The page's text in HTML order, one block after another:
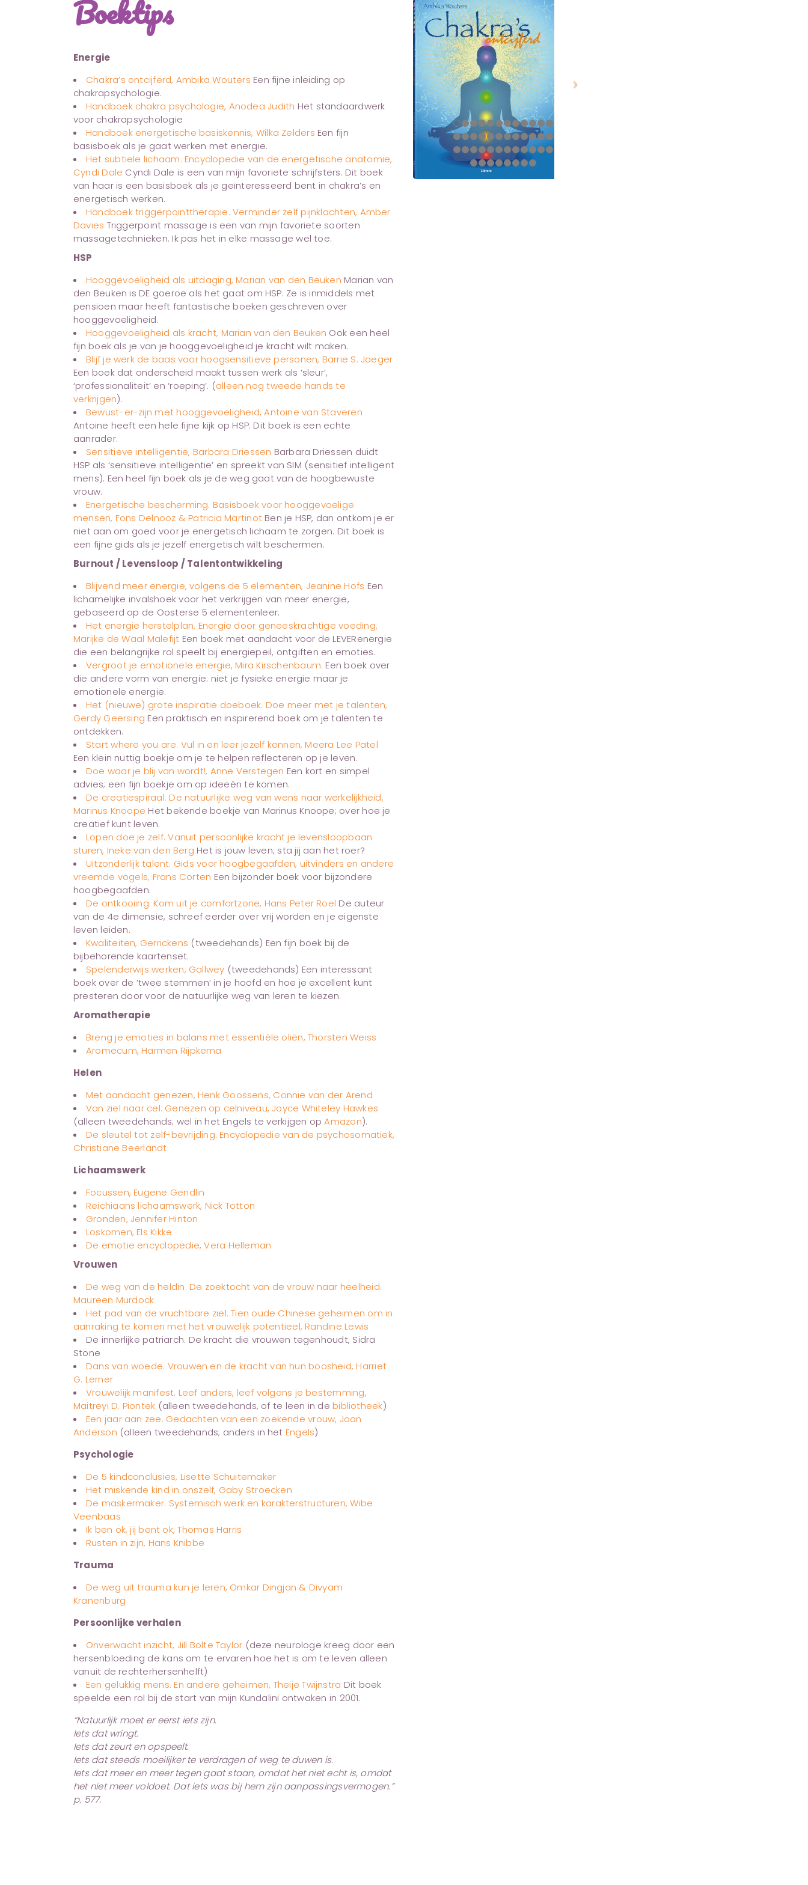
Boektips
Energie
Chakra’s ontcijferd, Ambika Wouters Een fijne inleiding op
chakrapsychologie.
Handboek chakra psychologie, Anodea Judith Het standaardwerk
voor chakrapsychologie
Handboek energetische basiskennis, Wilka Zelders Een fijn
basisboek als je gaat werken met energie.
Het subtiele lichaam. Encyclopedie van de energetische anatomie,
Cyndi Dale Cyndi Dale is een van mijn favoriete schrijfsters. Dit boek
van haar is een basisboek als je geïnteresseerd bent in chakra’s en
energetisch werken.
Handboek triggerpointtherapie. Verminder zelf pijnklachten, Amber
Davies Triggerpoint massage is een van mijn favoriete soorten
massagetechnieken. Ik pas het in elke massage wel toe.
HSP
Hooggevoeligheid als uitdaging, Marian van den Beuken Marian van
den Beuken is DE goeroe als het gaat om HSP. Ze is inmiddels met
pensioen maar heeft fantastische boeken geschreven over
hooggevoeligheid.
Hooggevoeligheid als kracht, Marian van den Beuken Ook een heel
fijn boek als je van je hooggevoeligheid je kracht wilt maken.
Blijf je werk de baas voor hoogsensitieve personen, Barrie S. Jaeger
Een boek dat onderscheid maakt tussen werk als ‘sleur’,
‘professionaliteit’ en ‘roeping’. (alleen nog tweede hands te
verkrijgen).
Bewust-er-zijn met hooggevoeligheid, Antoine van Staveren
Antoine heeft een hele fijne kijk op HSP. Dit boek is een echte
aanrader.
Sensitieve intelligentie, Barbara Driessen Barbara Driessen duidt
HSP als ‘sensitieve intelligentie’ en spreekt van SIM (sensitief intelligent
mens). Een heel fijn boek als je de weg gaat van de hoogbewuste
vrouw.
Energetische bescherming. Basisboek voor hooggevoelige
mensen, Fons Delnooz & Patricia Martinot Ben je HSP, dan ontkom je er
niet aan om goed voor je energetisch lichaam te zorgen. Dit boek is
een fijne gids als je jezelf energetisch wilt beschermen.
Burnout / Levensloop / Talentontwikkeling
Blijvend meer energie, volgens de 5 elementen, Jeanine Hofs Een
lichamelijke invalshoek voor het verkrijgen van meer energie,
gebaseerd op de Oosterse 5 elementenleer.
Het energie herstelplan. Energie door geneeskrachtige voeding,
Marijke de Waal Malefijt Een boek met aandacht voor de LEVERenergie
die een belangrijke rol speelt bij energiepeil, ontgiften en emoties.
Vergroot je emotionele energie, Mira Kirschenbaum. Een boek over
die andere vorm van energie: niet je fysieke energie maar je
emotionele energie.
Het (nieuwe) grote inspiratie doeboek. Doe meer met je talenten,
Gerdy Geersing Een praktisch en inspirerend boek om je talenten te
ontdekken.
Start where you are. Vul in en leer jezelf kennen, Meera Lee Patel
Een klein nuttig boekje om je te helpen reflecteren op je leven.
Doe waar je blij van wordt!, Anne Verstegen Een kort en simpel
advies; een fijn boekje om op ideeën te komen.
De creatiespiraal. De natuurlijke weg van wens naar werkelijkheid,
Marinus Knoope Het bekende boekje van Marinus Knoope; over hoe je
creatief kunt leven.
Lopen doe je zelf. Vanuit persoonlijke kracht je levensloopbaan
sturen, Ineke van den Berg Het is jouw leven; sta jij aan het roer?
Uitzonderlijk talent. Gids voor hoogbegaafden, uitvinders en andere
vreemde vogels, Frans Corten Een bijzonder boek voor bijzondere
hoogbegaafden.
De ontkooiing. Kom uit je comfortzone, Hans Peter Roel De auteur
van de 4e dimensie, schreef eerder over vrij worden en je eigenste
leven leiden.
Kwaliteiten, Gerrickens (tweedehands) Een fijn boek bij de
bijbehorende kaartenset.
Spelenderwijs werken, Gallwey (tweedehands) Een interessant
boek over de ’twee stemmen’ in je hoofd en hoe je excellent kunt
presteren door voor de natuurlijke weg van leren te kiezen.
Aromatherapie
Breng je emoties in balans met essentiële oliën, Thorsten Weiss
Aromecum, Harmen Rijpkema
Helen
Met aandacht genezen, Henk Goossens, Connie van der Arend
Van ziel naar cel. Genezen op celniveau, Joyce Whiteley Hawkes
(alleen tweedehands; wel in het Engels te verkijgen opAmazon).
De sleutel tot zelf-bevrijding. Encyclopedie van de psychosomatiek,
Christiane Beerlandt
Lichaamswerk
Focussen, Eugene Gendlin
Reichiaans lichaamswerk, Nick Totton
Gronden, Jennifer Hinton
Loskomen, Els Kikke
De emotie encyclopedie, Vera Helleman
Vrouwen
De weg van de heldin. De zoektocht van de vrouw naar heelheid.
Maureen Murdock
Het pad van de vruchtbare ziel. Tien oude Chinese geheimen om in
aanraking te komen met het vrouwelijk potentieel, Randine Lewis
De innerlijke patriarch. De kracht die vrouwen tegenhoudt, Sidra
Stone
Dans van woede. Vrouwen en de kracht van hun boosheid, Harriet
G. Lerner
Vrouwelijk manifest. Leef anders, leef volgens je bestemming,
Maitreyi D. Piontek (alleen tweedehands, of te leen in debibliotheek)
Een jaar aan zee. Gedachten van een zoekende vrouw, Joan
Anderson (alleen tweedehands; anders in het Engels)
Psychologie
De 5 kindconclusies, Lisette Schuitemaker
Het miskende kind in onszelf, Gaby Stroecken
De maskermaker. Systemisch werk en karakterstructuren, Wibe
Veenbaas
Ik ben ok, jij bent ok, Thomas Harris
Rusten in zijn, Hans Knibbe
Trauma
De weg uit trauma kun je leren, Omkar Dingjan & Divyam
Kranenburg
Persoonlijke verhalen
Onverwacht inzicht, Jill Bolte Taylor (deze neurologe kreeg door een
hersenbloeding de kans om te ervaren hoe het is om te leven alleen
vanuit de rechterhersenhelft)
Een gelukkig mens. En andere geheimen, Theije Twijnstra Dit boek
speelde een rol bij de start van mijn Kundalini ontwaken in 2001.
“Natuurlijk moet er eerst iets zijn.
Iets dat wringt.
Iets dat zeurt en opspeelt.
Iets dat steeds moeilijker te verdragen of weg te duwen is.
Iets dat meer en meer tegen gaat staan, omdat het niet echt is, omdat
het niet meer voldoet. Dat iets was bij hem zijn aanpassingsvermogen.”
p. 577.